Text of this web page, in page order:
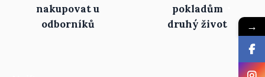
nakupovat u
odborníků
pokladům
druhý život
→